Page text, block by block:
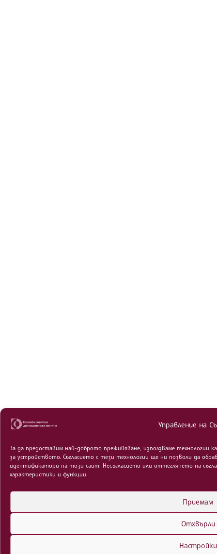
Управление на
За да предоставим най-доброто преживяване, използваме технологии
за устройството. Съгласието с тези технологии ще ни позволи да
идентификатори на този сайт. Несъгласието или оттеглянето на
характеристики и функции.
Приемам
Отхвърли
Настройки